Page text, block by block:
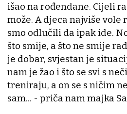
išao na rođendane. Cijeli
može. A djeca najviše vole
smo odlučili da ipak ide.
što smije, a što ne smije
je dobar, svjestan je
nam je žao i što se svi s
treniraju, a on se s ničim
sam... - priča nam majka